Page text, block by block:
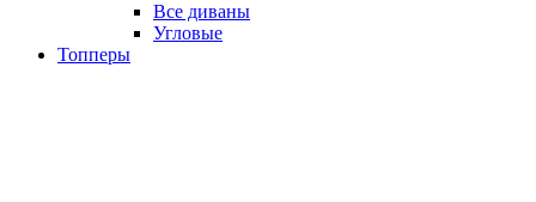
Все диваны
Угловые
Топперы